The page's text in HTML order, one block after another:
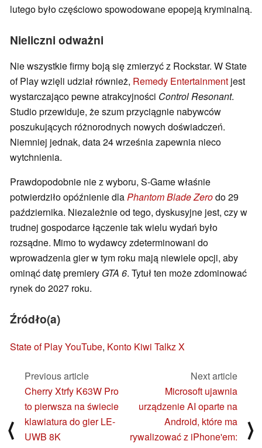
lutego było częściowo spowodowane epopeją kryminalną.
Nieliczni odważni
Nie wszystkie firmy boją się zmierzyć z Rockstar. W State
of Play wzięli udział również, Remedy Entertainment jest
wystarczająco pewne atrakcyjności Control Resonant.
Studio przewiduje, że szum przyciągnie nabywców
poszukujących różnorodnych nowych doświadczeń.
Niemniej jednak, data 24 września zapewnia nieco
wytchnienia.
Prawdopodobnie nie z wyboru, S-Game właśnie
potwierdziło opóźnienie dlaPhantom Blade Zerodo 29
października. Niezależnie od tego, dyskusyjne jest, czy w
trudnej gospodarce łączenie tak wielu wydań było
rozsądne. Mimo to wydawcy zdeterminowani do
wprowadzenia gier w tym roku mają niewiele opcji, aby
ominąć datę premiery GTA 6. Tytuł ten może zdominować
rynek do 2027 roku.
Źródło(a)
State of Play YouTube, Konto Kiwi Talkz X
⟨
Previous article
Cherry Xtrfy K63W Pro
to pierwsza na świecie
klawiatura do gier LE-
UWB 8K
Next article
Microsoft ujawnia
urządzenie AI oparte na
Android, które ma
rywalizować z iPhone'em:
⟩